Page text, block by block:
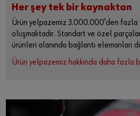
Her şey tek bir kaynaktan
Ürün yelpazemiz 3.000.000'den fazla
oluşmaktadır. Standart ve özel
ürünleri alanında bağlantı elemanları
Ürün yelpazemiz hakkında daha fazla